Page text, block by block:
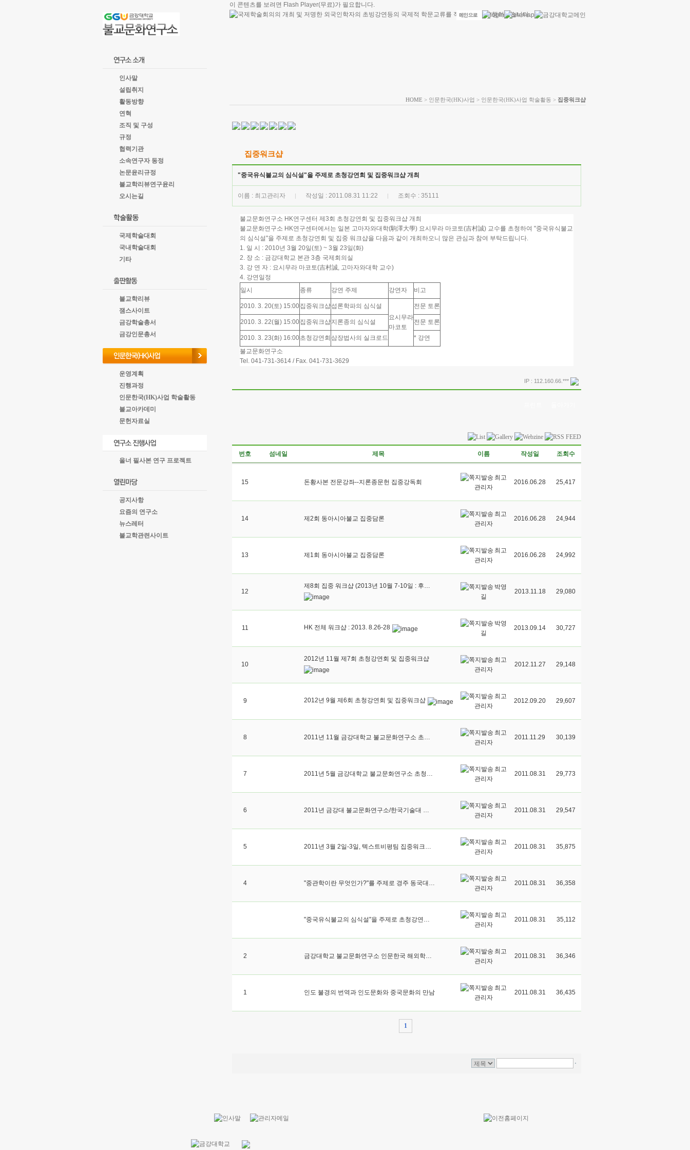
인사말
설립취지
활동방향
연혁
조직 및 구성
규정
협력기관
소속연구자 동정
논문윤리규정
불교학리뷰연구윤리
오시는길
국제학술대회
국내학술대회
기타
불교학리뷰
잼스사이트
금강학술총서
금강인문총서
운영계획
진행과정
인문한국(HK)사업 학술활동
불교아카데미
문헌자료실
올너 필사본 연구 프로젝트
공지사항
요즘의 연구소
뉴스레터
불교학관련사이트
이 콘텐츠를 보려면 Flash Player(무료)가 필요합니다.
HOME > 인문한국(HK)사업 > 인문한국(HK)사업 학술활동 > 집중워크샵
집중워크샵
"중국유식불교의 심식설"을 주제로 초청강연회 및 집중워크샵 개최
이름 : 최고관리자 | 작성일 : 2011.08.31 11:22 | 조회수 : 35111
불교문화연구소 HK연구센터 제3회 초청강연회 및 집중워크샵 개최
불교문화연구소 HK연구센터에서는 일본 고마자와대학(駒澤大學) 요시무라 마코토(吉村誠) 교수를 초청하여 "중국유식불교
의 심식설"을 주제로 초청강연회 및 집중 워크샵을 다음과 같이 개최하오니 많은 관심과 참여 부탁드립니다.
1. 일 시 : 2010년 3월 20일(토) ~ 3월 23일(화)
2. 장 소 : 금강대학교 본관 3층 국제회의실
3. 강 연 자 : 요시무라 마코토(吉村誠, 고마자와대학 교수)
4. 강연일정
일시
종류 강연 주제 강연자 비고
2010. 3. 20(토) 15:00집중워크샵섭론학파의 심식설
요시무라
마코토
전문 토론
2010. 3. 22(월) 15:00집중워크샵지론종의 심식설 전문 토론
2010. 3. 23(화) 16:00초청강연회 삼장법사의 실크로드
* 강연
불교문화연구소
Tel. 041-731-3614 / Fax. 041-731-3629
IP : 112.160.66.***
번호 섬네일 제목 이름 작성일 조회수
15 돈황사본 전문강좌--지론종문헌 집중강독회
최고
관리자
2016.06.28 25,417
14 제2회 동아시아불교 집중담론
최고
관리자
2016.06.28 24,944
13 제1회 동아시아불교 집중담론
최고
관리자
2016.06.28 24,992
12
박영
길
2013.11.18 29,080
11 HK 전체 워크샵 : 2013. 8.26-28
박영
길
2013.09.14 30,727
10
2012년 11월 제7회 초청강연회 및 집중워크샵
최고
관리자
2012.11.27 29,148
9 2012년 9월 제6회 초청강연회 및 집중워크샵
최고
관리자
2012.09.20 29,607
8
최고
관리자
2011.11.29 30,139
7
최고
관리자
2011.08.31 29,773
6
최고
관리자
2011.08.31 29,547
5
최고
관리자
2011.08.31 35,875
4
최고
관리자
2011.08.31 36,358
최고
관리자
2011.08.31 35,112
2
최고
관리자
2011.08.31 36,346
1 인도 불경의 번역과 인도문화와 중국문화의 만남
최고
관리자
2011.08.31 36,435
1